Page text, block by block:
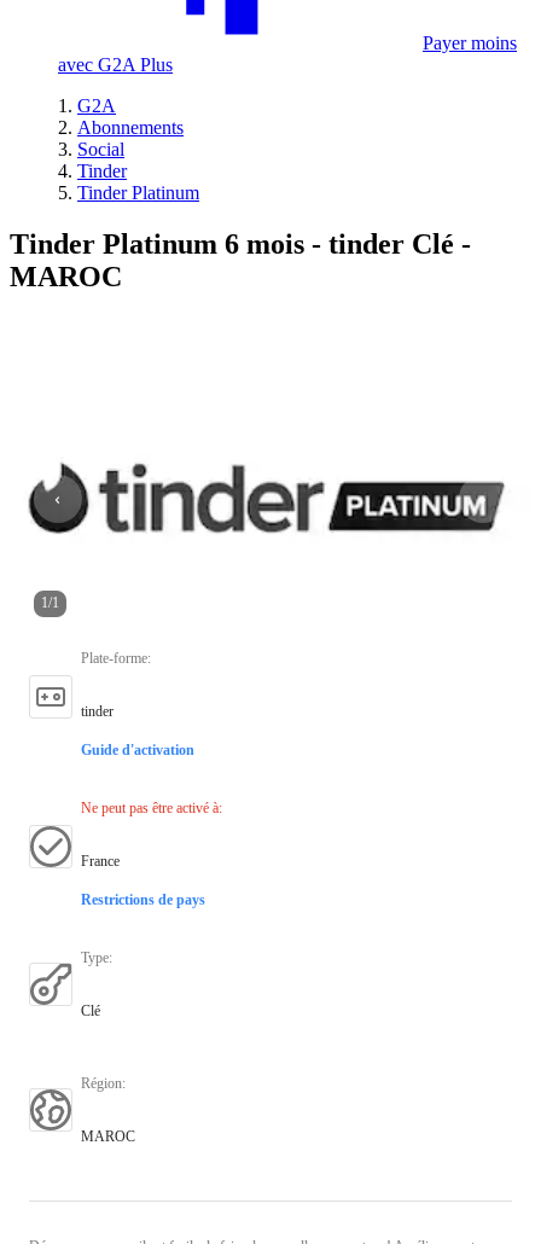
Payer moins
avec G2A Plus
G2A
Abonnements
Social
Tinder
Tinder Platinum
Tinder Platinum 6 mois - tinder Clé -
MAROC
1/1
Plate-forme:
tinder
Guide d'activation
Ne peut pas être activé à:
France
Restrictions de pays
Type:
Clé
Région:
MAROC